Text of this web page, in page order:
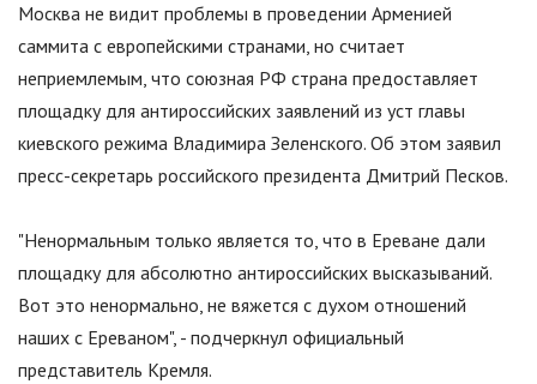
Москва не видит проблемы в проведении Арменией
саммита с европейскими странами, но считает
неприемлемым, что союзная РФ страна предоставляет
площадку для антироссийских заявлений из уст главы
киевского режима Владимира Зеленского. Об этом заявил
пресс-секретарь российского президента Дмитрий Песков.
"Ненормальным только является то, что в Ереване дали
площадку для абсолютно антироссийских высказываний.
Вот это ненормально, не вяжется с духом отношений
наших с Ереваном", - подчеркнул официальный
представитель Кремля.